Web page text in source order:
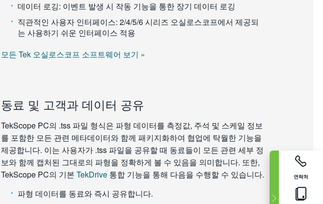
연락처
데이터 로깅: 이벤트 발생 시 작동 기능을 통한 장기 데이터 로깅
직관적인 사용자 인터페이스: 2/4/5/6 시리즈 오실로스코프에서 제공되
는 사용하기 쉬운 인터페이스 적용
모든 Tek 오실로스코프 소프트웨어 보기 »
동료 및 고객과 데이터 공유
TekScope PC의 .tss 파일 형식은 파형 데이터를 측정값, 주석 및 스케일 정보
를 포함한 모든 관련 메타데이터와 함께 패키지화하여 협업에 탁월한 기능을
제공합니다. 이는 사용자가 .tss 파일을 공유할 때 동료들이 모든 관련 세부 정
보와 함께 캡처된 그대로의 파형을 정확하게 볼 수 있음을 의미합니다. 또한,
TekScope PC의 기본 TekDrive 통합 기능을 통해 다음을 수행할 수 있습니다.
파형 데이터를 동료와 즉시 공유합니다.